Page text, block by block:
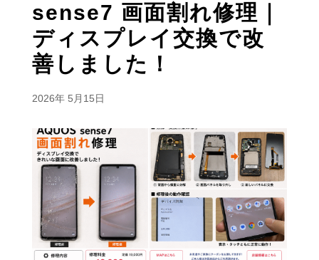
sense7 画面割れ修理｜
ディスプレイ交換で改
善しました！
2026年 5月15日